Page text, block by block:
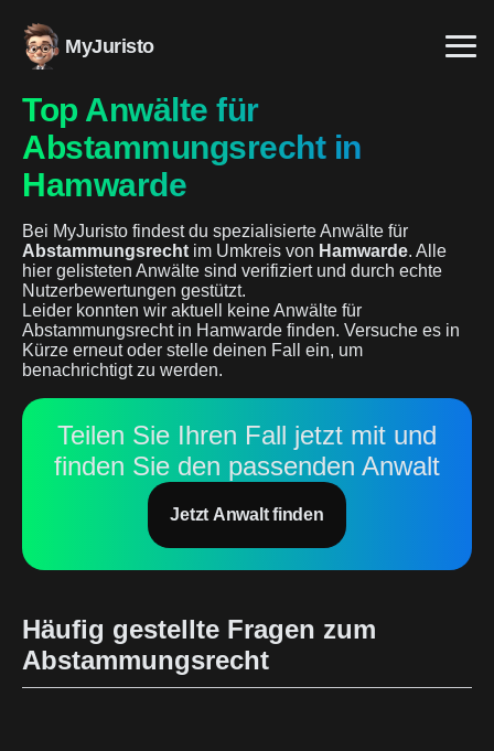
MyJuristo
Top Anwälte für
Abstammungsrecht in
Hamwarde
Bei MyJuristo findest du spezialisierte Anwälte für
Abstammungsrecht im Umkreis von Hamwarde. Alle
hier gelisteten Anwälte sind verifiziert und durch echte
Nutzerbewertungen gestützt.
Leider konnten wir aktuell keine Anwälte für
Abstammungsrecht in Hamwarde finden. Versuche es in
Kürze erneut oder stelle deinen Fall ein, um
benachrichtigt zu werden.
Teilen Sie Ihren Fall jetzt mit und
finden Sie den passenden Anwalt
Jetzt Anwalt finden
Häufig gestellte Fragen zum
Abstammungsrecht